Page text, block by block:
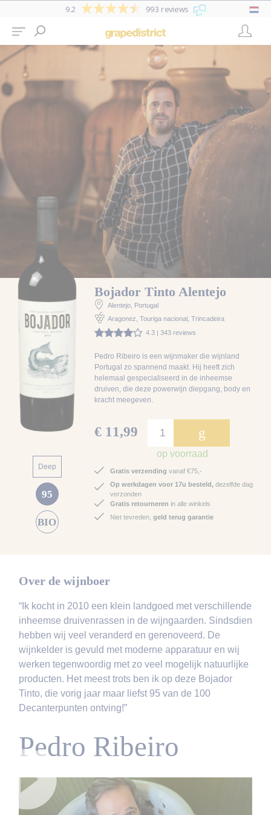
9.2 993 reviews
Deep
95
BIO
Bojador Tinto Alentejo
Alentejo, Portugal
Aragonez, Touriga nacional, Trincadeira
4.3 | 343 reviews
Pedro Ribeiro is een wijnmaker die wijnland
Portugal zo spannend maakt. Hij heeft zich
helemaal gespecialiseerd in de inheemse
druiven, die deze powerwijn diepgang, body en
kracht meegeven.
€ 11,99 g
op voorraad
Gratis verzending vanaf €75,-
Op werkdagen voor 17u besteld,dezelfde dag
verzonden
Gratis retourneren in alle winkels
Niet tevreden, geld terug garantie
Over de wijnboer
“Ik kocht in 2010 een klein landgoed met verschillende
inheemse druivenrassen in de wijngaarden. Sindsdien
hebben wij veel veranderd en gerenoveerd. De
wijnkelder is gevuld met moderne apparatuur en wij
werken tegenwoordig met zo veel mogelijk natuurlijke
producten. Het meest trots ben ik op deze Bojador
Tinto, die vorig jaar maar liefst 95 van de 100
Decanterpunten ontving!”
Pedro Ribeiro